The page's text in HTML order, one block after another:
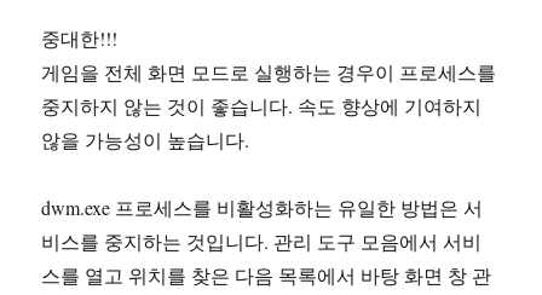
중대한!!!
게임을 전체 화면 모드로 실행하는 경우이 프로세스를
중지하지 않는 것이 좋습니다. 속도 향상에 기여하지
않을 가능성이 높습니다.
dwm.exe 프로세스를 비활성화하는 유일한 방법은 서
비스를 중지하는 것입니다. 관리 도구 모음에서 서비
스를 열고 위치를 찾은 다음 목록에서 바탕 화면 창 관